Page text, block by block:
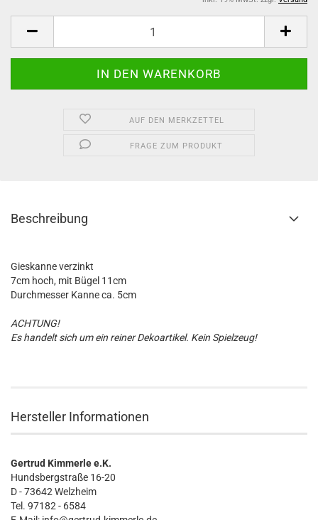
AUF DEN MERKZETTEL
FRAGE ZUM PRODUKT
Beschreibung
Gieskanne verzinkt
7cm hoch, mit Bügel 11cm
Durchmesser Kanne ca. 5cm
ACHTUNG!
Es handelt sich um ein reiner Dekoartikel. Kein Spielzeug!
Hersteller Informationen
Gertrud Kimmerle e.K.
Hundsbergstraße 16-20
D - 73642 Welzheim
Tel. 97182 - 6584